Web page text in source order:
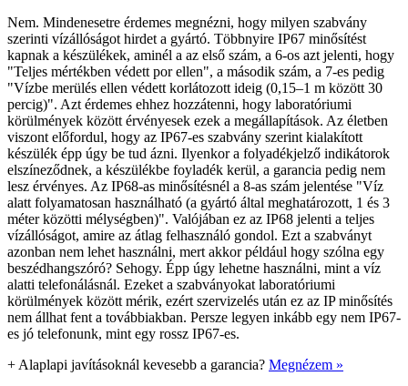
Nem. Mindenesetre érdemes megnézni, hogy milyen szabvány
szerinti vízállóságot hirdet a gyártó. Többnyire IP67 minősítést
kapnak a készülékek, aminél a az első szám, a 6-os azt jelenti, hogy
"Teljes mértékben védett por ellen", a második szám, a 7-es pedig
"Vízbe merülés ellen védett korlátozott ideig (0,15–1 m között 30
percig)". Azt érdemes ehhez hozzátenni, hogy laboratóriumi
körülmények között érvényesek ezek a megállapítások. Az életben
viszont előfordul, hogy az IP67-es szabvány szerint kialakított
készülék épp úgy be tud ázni. Ilyenkor a folyadékjelző indikátorok
elszíneződnek, a készülékbe foyladék kerül, a garancia pedig nem
lesz érvényes. Az IP68-as minősítésnél a 8-as szám jelentése "Víz
alatt folyamatosan használható (a gyártó által meghatározott, 1 és 3
méter közötti mélységben)". Valójában ez az IP68 jelenti a teljes
vízállóságot, amire az átlag felhasználó gondol. Ezt a szabványt
azonban nem lehet használni, mert akkor például hogy szólna egy
beszédhangszóró? Sehogy. Épp úgy lehetne használni, mint a víz
alatti telefonálásnál. Ezeket a szabványokat laboratóriumi
körülmények között mérik, ezért szervizelés után ez az IP minősítés
nem állhat fent a továbbiakban. Persze legyen inkább egy nem IP67-
es jó telefonunk, mint egy rossz IP67-es.
+ Alaplapi javításoknál kevesebb a garancia? Megnézem »